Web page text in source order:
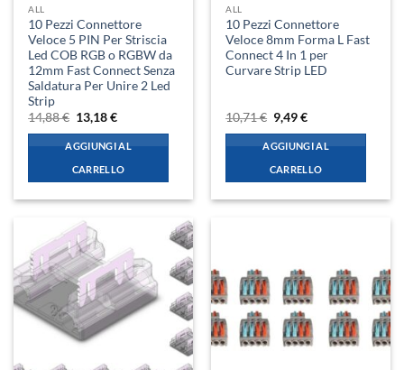
ALL
10 Pezzi Connettore
Veloce 5 PIN Per Striscia
Led COB RGB o RGBW da
12mm Fast Connect Senza
Saldatura Per Unire 2 Led
Strip
14,88€ Il
prezzo
originale
era:
14,88 €.
13,18€Il
attuale
è:
13,18 €.
AGGIUNGI AL
CARRELLO
ALL
10 Pezzi Connettore
Veloce 8mm Forma L Fast
Connect 4 In 1 per
Curvare Strip LED
10,71€ Il
prezzo
originale
era:
10,71 €.
9,49€Il
attuale
è:
9,49 €.
AGGIUNGI AL
CARRELLO